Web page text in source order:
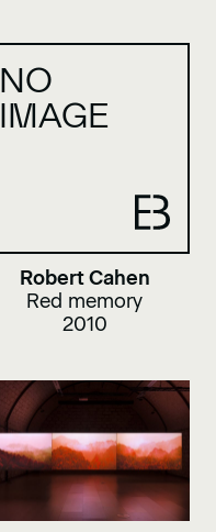
NO
IMAGE
Robert Cahen
Red memory
2010